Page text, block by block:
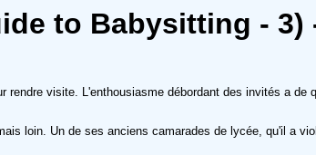
to Babysitting - 3)
visite. L'enthousiasme débordant des invités a de
loin. Un de ses anciens camarades de lycée, qu'il a